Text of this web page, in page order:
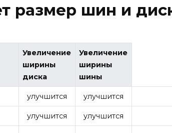
размер шин и
Увеличение
ширины
диска
Увеличение
ширины
шины
улучшится улучшится
улучшится улучшится